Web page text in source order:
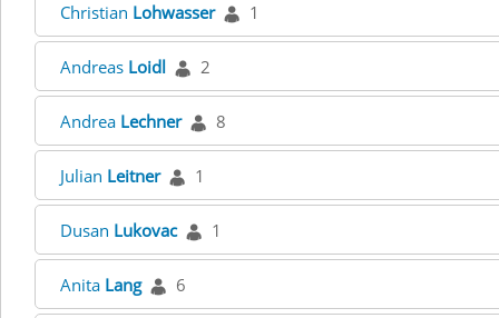
Christian Lohwasser 1
Andreas Loidl 2
Andrea Lechner 8
Julian Leitner 1
Dusan Lukovac 1
Anita Lang 6